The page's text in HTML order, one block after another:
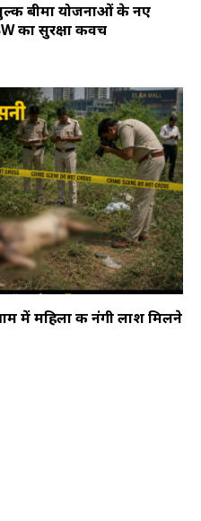
बीमा योजनाओं के नए
का सुरक्षा कवच
में महिला की नंगी लाश मिलने